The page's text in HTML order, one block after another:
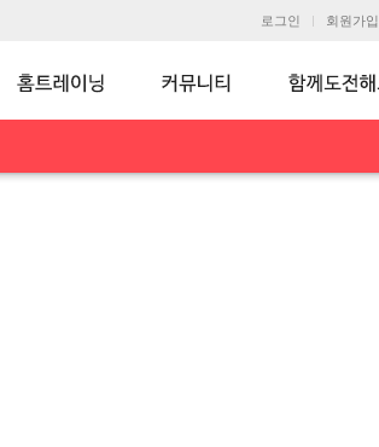
로그인 회원가입